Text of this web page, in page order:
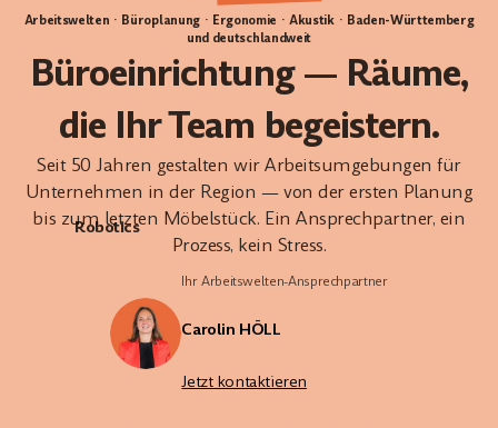
Robotics
Arbeitswelten · Büroplanung · Ergonomie · Akustik · Baden-Württemberg
und deutschlandweit
Büroeinrichtung — Räume,
die Ihr Team begeistern.
Seit 50 Jahren gestalten wir Arbeitsumgebungen für
Unternehmen in der Region — von der ersten Planung
bis zum letzten Möbelstück. Ein Ansprechpartner, ein
Prozess, kein Stress.
Ihr Arbeitswelten-Ansprechpartner
Carolin HÖLL
Jetzt kontaktieren